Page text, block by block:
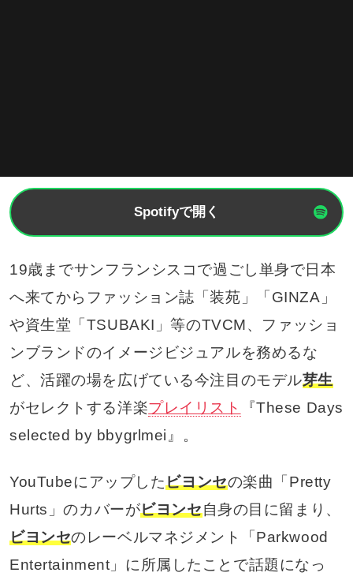
Spotifyで開く
19歳までサンフランシスコで過ごし単身で日本
へ来てからファッション誌「装苑」「GINZA」
や資生堂「TSUBAKI」等のTVCM、ファッショ
ンブランドのイメージビジュアルを務めるな
ど、活躍の場を広げている今注目のモデル芽生
がセレクトする洋楽プレイリスト
『These Days
selected by bbygrlmei』。
YouTubeにアップしたビヨンセの楽曲「Pretty
Hurts」のカバーがビヨンセ自身の目に留まり、
ビヨンセのレーベルマネジメント「Parkwood
Entertainment」に所属したことで話題になっ